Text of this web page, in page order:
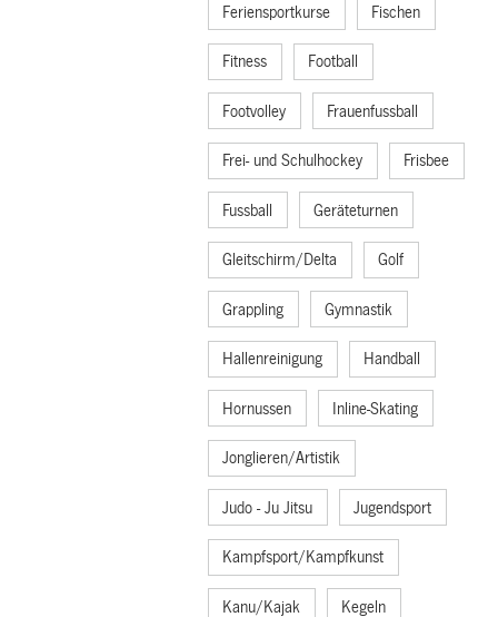
Feriensportkurse Fischen
Fitness Football
Footvolley Frauenfussball
Frei- und Schulhockey Frisbee
Fussball Geräteturnen
Gleitschirm/Delta Golf
Grappling Gymnastik
Hallenreinigung Handball
Hornussen Inline-Skating
Jonglieren/Artistik
Judo - Ju Jitsu Jugendsport
Kampfsport/Kampfkunst
Kanu/Kajak Kegeln